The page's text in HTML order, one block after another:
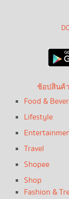
ช้อปสินค้
Food &
Lifestyle
Travel
Shopee
Shop
Fashion &